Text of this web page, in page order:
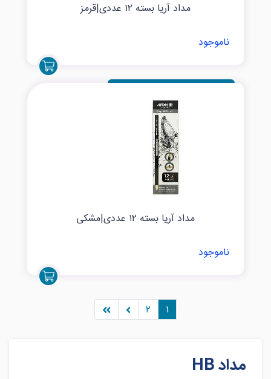
مداد آریا بسته ۱۲ عددی|قرمز
ناموجود
مداد آریا بسته ۱۲ عددی|مشکی
ناموجود
۱ ۲
مداد HB